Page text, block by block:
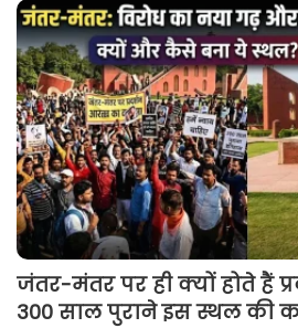
जंतर-मंतर पर ही क्यों होते हैं
300 साल पुराने इस स्थल की